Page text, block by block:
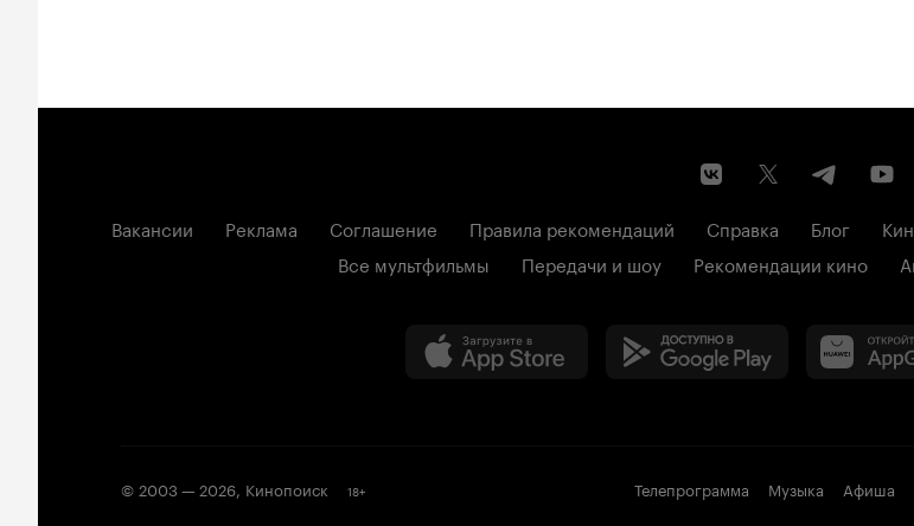
Вакансии Реклама Соглашение Правила рекомендаций Справка Блог
Все мультфильмы
Передачи и шоу Рекомендации кино
© 2003 —2026, Кинопоиск 18+ Телепрограмма Музыка Афиша